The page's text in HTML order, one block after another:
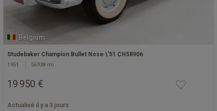
Belgium
Studebaker Champion Bullet Nose \'51 CH58906
1951 56938 mi
19 950 €
Actualisé il y a 3 jours